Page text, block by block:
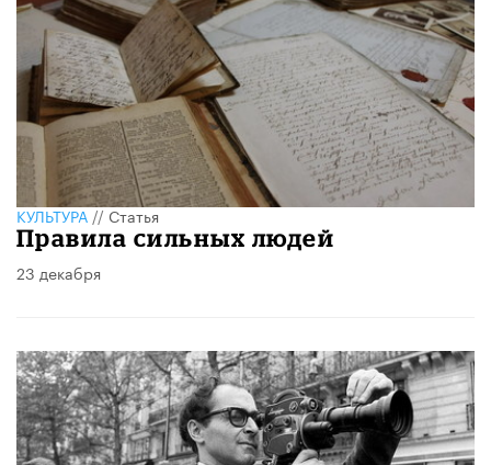
КУЛЬТУРА//Статья
Правила сильных людей
23 декабря